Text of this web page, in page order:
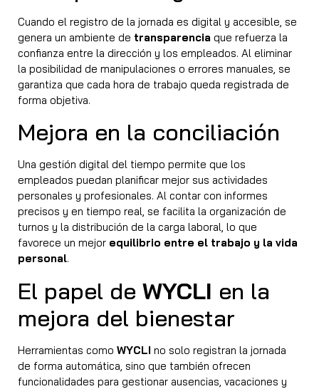
Cuando el registro de la jornada es digital y accesible, se
genera un ambiente de transparencia que refuerza la
confianza entre la dirección y los empleados. Al eliminar
la posibilidad de manipulaciones o errores manuales, se
garantiza que cada hora de trabajo queda registrada de
forma objetiva.
Mejora en la conciliación
Una gestión digital del tiempo permite que los
empleados puedan planificar mejor sus actividades
personales y profesionales. Al contar con informes
precisos y en tiempo real, se facilita la organización de
turnos y la distribución de la carga laboral, lo que
favorece un mejor equilibrio entre el trabajo y la vida
personal.
El papel de WYCLI en la
mejora del bienestar
Herramientas como WYCLI no solo registran la jornada
de forma automática, sino que también ofrecen
funcionalidades para gestionar ausencias, vacaciones y